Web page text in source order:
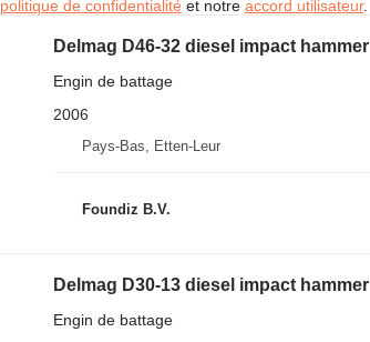
politique de confidentialité et notre accord utilisateur.
Delmag D46-32 diesel impact hammer
Engin de battage
2006
Pays-Bas, Etten-Leur
Foundiz B.V.
Delmag D30-13 diesel impact hammer
Engin de battage